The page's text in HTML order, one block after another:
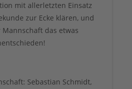
mit allerletzten Einsatz
zur Ecke klären, und
das etwas
Sebastian Schmidt,